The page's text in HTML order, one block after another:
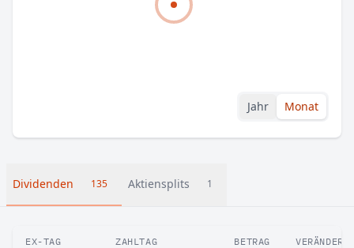
Jahr Monat
Dividenden 135 Aktiensplits 1
EX-TAG ZAHLTAG BETRAG